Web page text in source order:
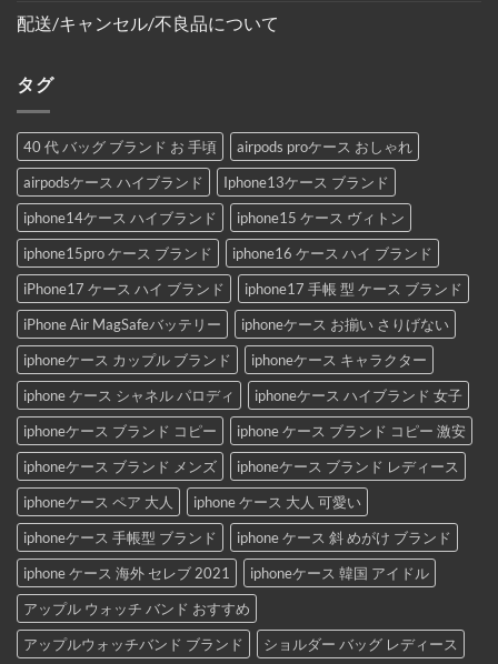
配送/キャンセル/不良品について
タグ
40 代 バッグ ブランド お 手頃
airpods proケース おしゃれ
airpodsケース ハイブランド
Iphone13ケース ブランド
iphone14ケース ハイブランド
iphone15 ケース ヴィトン
iphone15pro ケース ブランド
iphone16 ケース ハイ ブランド
iPhone17 ケース ハイ ブランド
iphone17 手帳 型 ケース ブランド
iPhone Air MagSafeバッテリー
iphoneケース お揃い さりげない
iphoneケース カップル ブランド
iphoneケース キャラクター
iphone ケース シャネル パロディ
iphoneケース ハイブランド 女子
iphoneケース ブランド コピー
iphone ケース ブランド コピー 激安
iphoneケース ブランド メンズ
iphoneケース ブランド レディース
iphoneケース ペア 大人
iphone ケース 大人 可愛い
iphoneケース 手帳型 ブランド
iphone ケース 斜 めがけ ブランド
iphone ケース 海外 セレブ 2021
iphoneケース 韓国 アイドル
アップル ウォッチ バンド おすすめ
アップルウォッチバンド ブランド
ショルダー バッグ レディース